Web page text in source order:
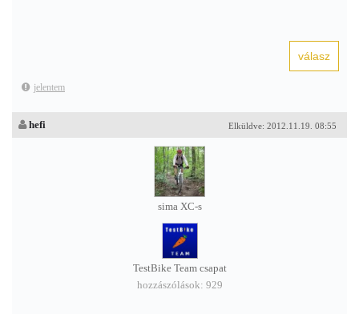
jelentem
Elküldve: 2012.11.19. 08:55
hefi
sima XC-s
TestBike Team csapat
hozzászólások: 929